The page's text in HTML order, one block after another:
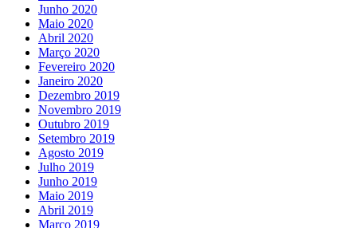
Junho 2020
Maio 2020
Abril 2020
Março 2020
Fevereiro 2020
Janeiro 2020
Dezembro 2019
Novembro 2019
Outubro 2019
Setembro 2019
Agosto 2019
Julho 2019
Junho 2019
Maio 2019
Abril 2019
Março 2019